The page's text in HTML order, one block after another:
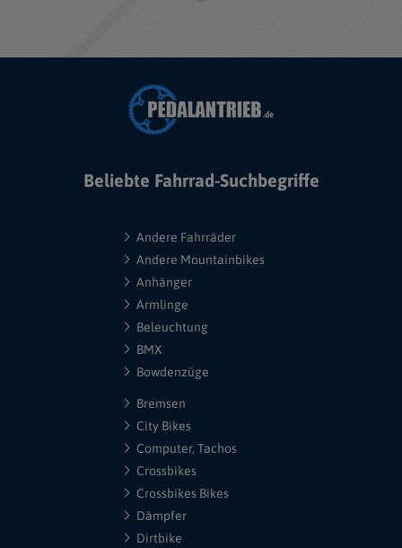
Beliebte Fahrrad-Suchbegriffe
Andere Fahrräder
Andere Mountainbikes
Anhänger
Armlinge
Beleuchtung
BMX
Bowdenzüge
Bremsen
City Bikes
Computer, Tachos
Crossbikes
Crossbikes Bikes
Dämpfer
Dirtbike